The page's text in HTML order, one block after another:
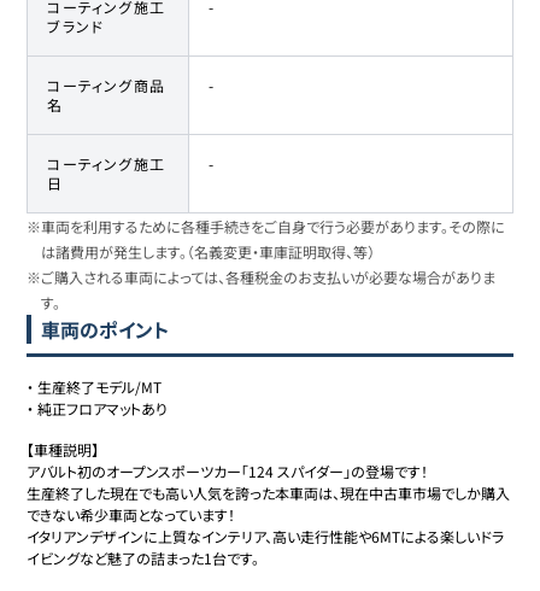
コーティング施工
ブランド
-
コーティング商品
名
-
コーティング施工
日
-
※車両を利用するために各種手続きをご自身で行う必要があります。その際に
は諸費用が発生します。（名義変更・車庫証明取得、等）
※ご購入される車両によっては、各種税金のお支払いが必要な場合がありま
す。
車両のポイント
・生産終了モデル/MT
・純正フロアマットあり
【車種説明】
アバルト初のオープンスポーツカー｢124 スパイダー｣の登場です！
生産終了した現在でも高い人気を誇った本車両は、現在中古車市場でしか購入
できない希少車両となっています！
イタリアンデザインに上質なインテリア、高い走行性能や6MTによる楽しいドラ
イビングなど魅了の詰まった1台です。